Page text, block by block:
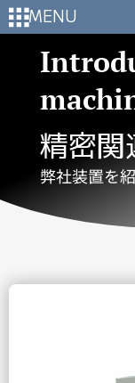
MENU
精密関
弊社装置を